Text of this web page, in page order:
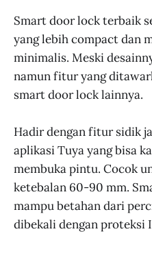
Smart door lock terbaik
yang lebih compact dan
minimalis. Meski
namun fitur yang
smart door lock lainnya.
Hadir dengan fitur sidik
aplikasi Tuya yang bisa
membuka pintu. Cocok
ketebalan 60-90 mm.
mampu betahan dari
dibekali dengan proteksi